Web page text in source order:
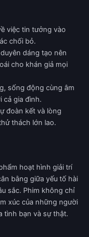
việc tin tưởng vào
chối bỏ.
dáng tạo nên
cho khán giả mọi
sống động cùng âm
cả gia đình.
đoàn kết và lòng
thách lớn lao.
hoạt hình giải trí
bằng giữa yếu tố hài
sắc. Phim không chỉ
xúc của những người
tình bạn và sự thật.